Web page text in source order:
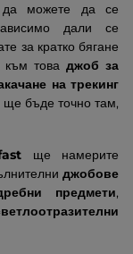
можете да се
дали се
за кратко бягане
към товаджоб за
на трекинг
ще бъде точно там,
ще намерите
джобове
предмети,